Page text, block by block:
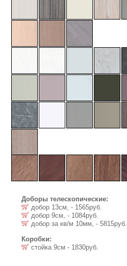
Доборы телескопические:
добор 13см, - 1565руб.
добор 9см, - 1084руб.
добор за кв/м 10мм, - 5815руб.
Коробки:
стойка 9см - 1830руб.